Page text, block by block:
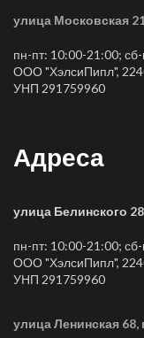
улица Московская
пн-пт: 10:00-21:00;
ООО "ХэлсиПипл",
УНП 291759960
Адреса
улица Белинского
пн-пт: 10:00-21:00;
ООО "ХэлсиПипл",
УНП 291759960
улица Ленинская 68,